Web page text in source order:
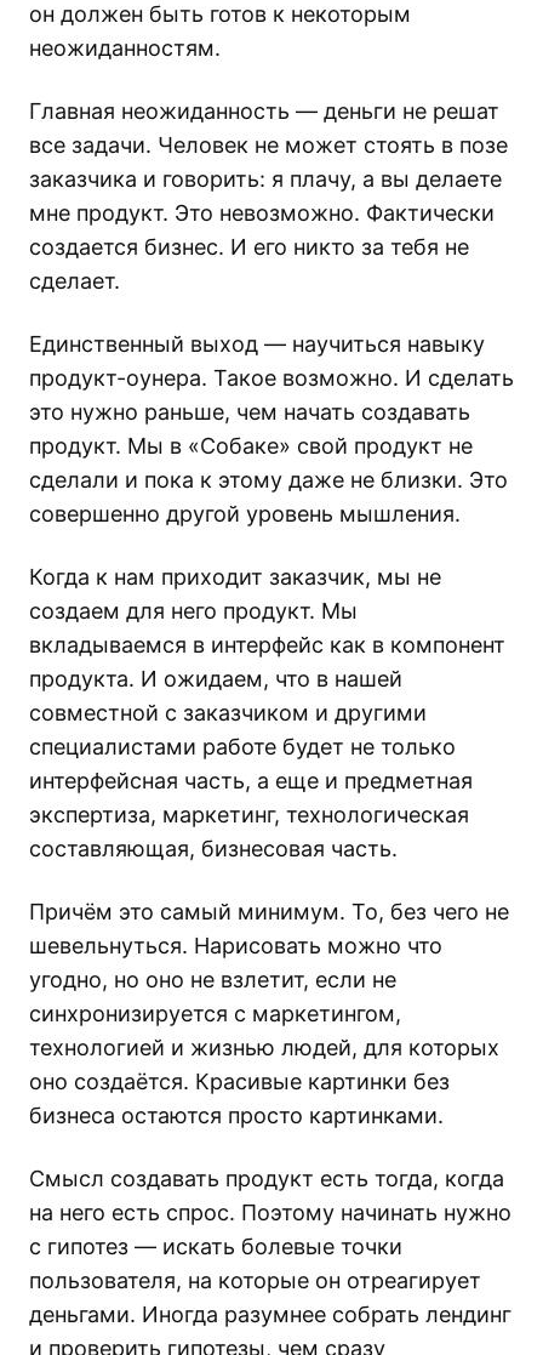
он должен быть готов к некоторым
неожиданностям.
Главная неожиданность — деньги не решат
все задачи. Человек не может стоять в позе
заказчика и говорить: я плачу, а вы делаете
мне продукт. Это невозможно. Фактически
создается бизнес. И его никто за тебя не
сделает.
Единственный выход — научиться навыку
продукт-оунера. Такое возможно. И сделать
это нужно раньше, чем начать создавать
продукт. Мы в «Собаке» свой продукт не
сделали и пока к этому даже не близки. Это
совершенно другой уровень мышления.
Когда к нам приходит заказчик, мы не
создаем для него продукт. Мы
вкладываемся в интерфейс как в компонент
продукта. И ожидаем, что в нашей
совместной с заказчиком и другими
специалистами работе будет не только
интерфейсная часть, а еще и предметная
экспертиза, маркетинг, технологическая
составляющая, бизнесовая часть.
Причём это самый минимум. То, без чего не
шевельнуться. Нарисовать можно что
угодно, но оно не взлетит, если не
синхронизируется с маркетингом,
технологией и жизнью людей, для которых
оно создаётся. Красивые картинки без
бизнеса остаются просто картинками.
Смысл создавать продукт есть тогда, когда
на него есть спрос. Поэтому начинать нужно
с гипотез — искать болевые точки
пользователя, на которые он отреагирует
деньгами. Иногда разумнее собрать лендинг
и проверить гипотезы, чем сразу